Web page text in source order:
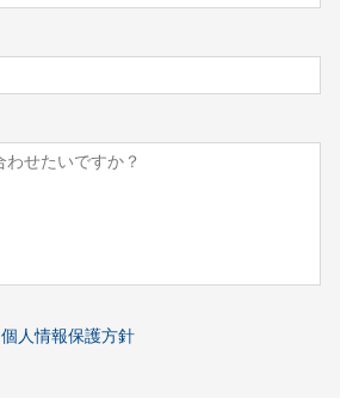
個人情報保護方針